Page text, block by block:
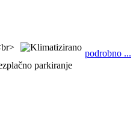
podrobno ...